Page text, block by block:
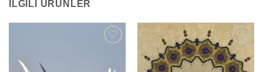
İLGILI ÜRÜNLER
Add to
wishlist